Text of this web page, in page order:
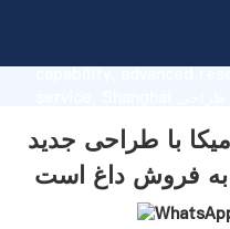
capability, advanced
and bring values to all
با طراحی جدید